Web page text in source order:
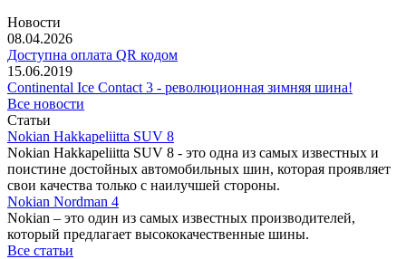
Новости
08.04.2026
Доступна оплата QR кодом
15.06.2019
Continental Ice Contact 3 - революционная зимняя шина!
Все новости
Статьи
Nokian Hakkapeliitta SUV 8
Nokian Hakkapeliitta SUV 8 - это одна из самых известных и
поистине достойных автомобильных шин, которая проявляет
свои качества только с наилучшей стороны.
Nokian Nordman 4
Nokian – это один из самых известных производителей,
который предлагает высококачественные шины.
Все статьи